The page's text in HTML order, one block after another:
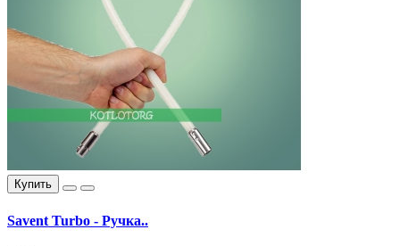
Купить
Savent Turbo - Ручка..